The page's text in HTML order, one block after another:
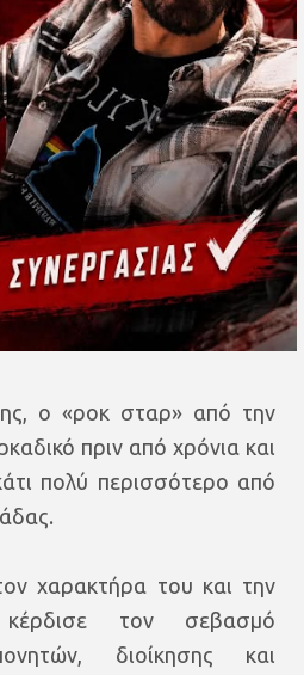
ο «ροκ σταρ» από την
πριν από χρόνια και
πολύ περισσότερο από
χαρακτήρα του και την
τον σεβασμό
διοίκησης και